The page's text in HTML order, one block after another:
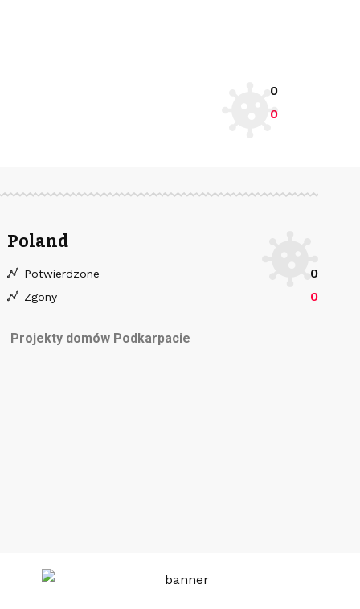
0
0
Poland
Potwierdzone 0
Zgony 0
Projekty domów Podkarpacie